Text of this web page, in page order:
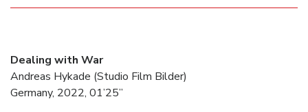
Dealing with War
Andreas Hykade (Studio Film Bilder)
Germany, 2022, 01’25”